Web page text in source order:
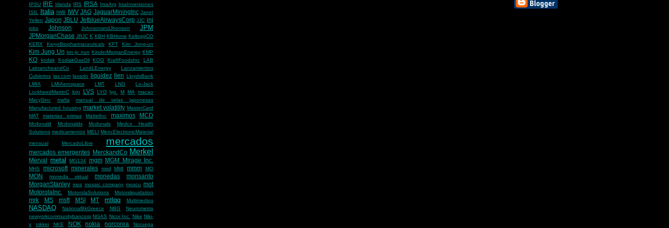
IPSU
IRE Irlanda IRS IRSA IrsaArg
IrsaInversiones
ISIL
Italia IWB IWV JAG JaguarMiningInc Janet
Yellen Japon JBLU JetblueAirwaysCorp JJC jnj
jobs Johnson JohnsonandJhonson JPM
JPMorganChase JRJC K KBH KBHome KelloggCO
KERX
KeryxBiopharmaceuticals KFT Kim Jong-un
Kim Jung Un kin jo nun KinderMorganEnergy KMP
KO kodak KodiakGasOil KOG KraftFoodsInc
LAB
LabrancheandCo
LandLEnergy
Lanzamientos
Cubiertos
las.com lavado liquidez llen
LloydsBank
LMIA
LMIAerospace LMT LNG
Lo-Jack
LockheedMartinC
lojn LVS LYG lyg. M MA macao
MacySinc
mafia
manual de velas japonesas
Manufactured housing market volatility MasterCard
MAT
materias primas MattelInc maximos MCD
Mcdonald Mcdonalds Mcdonals
Medco Health
Solutions medicamentos MELI MencElectronicMaterial
mensual MercadoLibre mercados
mercados emergentes MerckandCo Merkel
Merval metal MG134 mgm MGM Mirage Inc.
MHS microsoft minerales misil MMI mmm MO
MON moneda virtual monedas
monsanto
MorganStanley mos mosaic company moscu mot
MotorolaInc.
MotorolaSolutions Motorsliquidation
mrk MS msft MSI MT mtlqq Multimedios
NASDAQ NationalBkGreece NBG
Neurometrix
newyorkcommunitybancorp NGAS Nicor Inc. Nike Niki-
x
nikkei NKE NOK nokia norcorea Noruega